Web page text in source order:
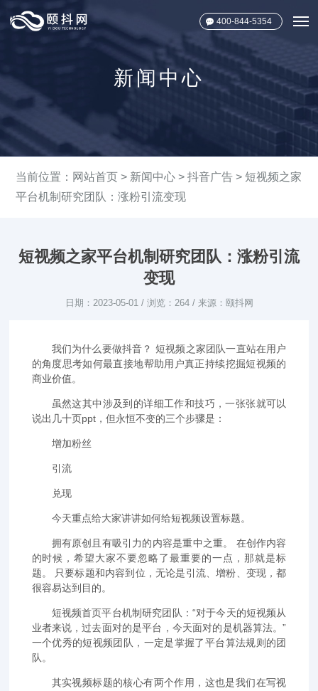
400-844-5354
新闻中心
当前位置： 网站首页 > 新闻中心 >抖音广告 > 短视频之家
平台机制研究团队：涨粉引流变现
短视频之家平台机制研究团队：涨粉引流
变现
日期：2023-05-01 / 浏览：264 / 来源：颐抖网
我们为什么要做抖音？ 短视频之家团队一直站在用户
的角度思考如何最直接地帮助用户真正持续挖掘短视频的
商业价值。
虽然这其中涉及到的详细工作和技巧，一张张就可以
说出几十页ppt，但永恒不变的三个步骤是：
增加粉丝
引流
兑现
今天重点给大家讲讲如何给短视频设置标题。
拥有原创且有吸引力的内容是重中之重。 在创作内容
的时候，希望大家不要忽略了最重要的一点，那就是标
题。 只要标题和内容到位，无论是引流、增粉、变现，都
很容易达到目的。
短视频首页平台机制研究团队：“对于今天的短视频从
业者来说，过去面对的是平台，今天面对的是机器算法。”
一个优秀的短视频团队，一定是掌握了平台算法规则的团
队。
其实视频标题的核心有两个作用，这也是我们在写视